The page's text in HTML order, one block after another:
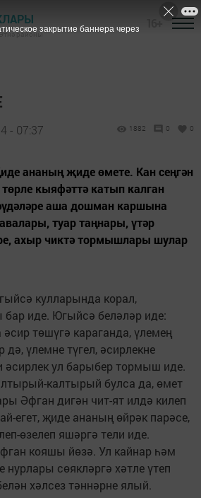
Әтнә районы
- 07:37 1882 0 0
ананың җиде өмете. Кан сеңгән
кыяфәттә катып калган
аша дошман каршына
туар таңнары, үтәр
ахыр чиктә тормышлары шулар
кулларында корал,
иде. Югыйсә беләләр иде:
төшүгә караганда, үлемең
үлемне түгел, әсирлекне
әсирлек ул барыбер тормыш иде.
калтырый булса да, өмет
Әфган дигән чит-ят илдә килеп
егет, җиде ананың өйрәк парәсе,
өзелеп яшәргә тели иде.
кояшы йөзә. Ул кайнар һәм
сөякләргә хәтле үтеп
хәлсез тәннәрне ялый.
закрытие баннера через